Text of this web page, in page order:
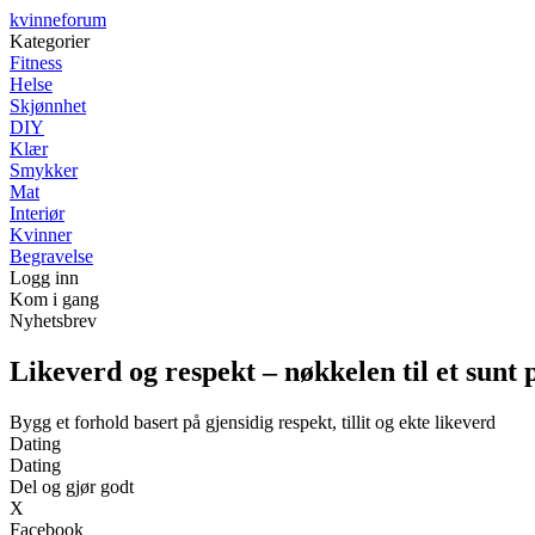
kvinneforum
Kategorier
Fitness
Helse
Skjønnhet
DIY
Klær
Smykker
Mat
Interiør
Kvinner
Begravelse
Logg inn
Kom i gang
Nyhetsbrev
Likeverd og respekt – nøkkelen til et sunt
Bygg et forhold basert på gjensidig respekt, tillit og ekte likeverd
Dating
Dating
Del og gjør godt
X
Facebook